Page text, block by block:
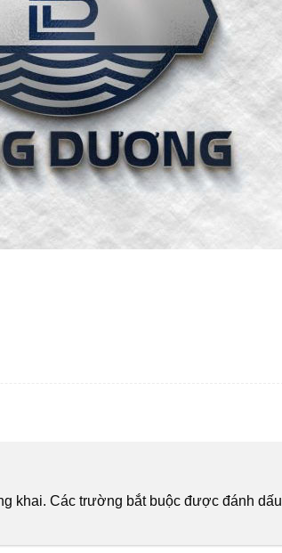
khai. Các trường bắt buộc được đánh dấu